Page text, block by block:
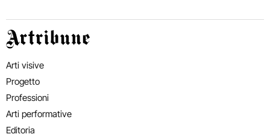
Artribune
Arti visive
Progetto
Professioni
Arti performative
Editoria